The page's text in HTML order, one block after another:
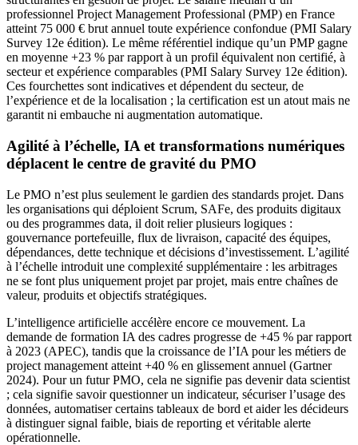
professionnel Project Management Professional (PMP) en France
atteint 75 000 € brut annuel toute expérience confondue (PMI Salary
Survey 12e édition). Le même référentiel indique qu’un PMP gagne
en moyenne +23 % par rapport à un profil équivalent non certifié, à
secteur et expérience comparables (PMI Salary Survey 12e édition).
Ces fourchettes sont indicatives et dépendent du secteur, de
l’expérience et de la localisation ; la certification est un atout mais ne
garantit ni embauche ni augmentation automatique.
Agilité à l’échelle, IA et transformations numériques
déplacent le centre de gravité du PMO
Le PMO n’est plus seulement le gardien des standards projet. Dans
les organisations qui déploient Scrum, SAFe, des produits digitaux
ou des programmes data, il doit relier plusieurs logiques :
gouvernance portefeuille, flux de livraison, capacité des équipes,
dépendances, dette technique et décisions d’investissement. L’agilité
à l’échelle introduit une complexité supplémentaire : les arbitrages
ne se font plus uniquement projet par projet, mais entre chaînes de
valeur, produits et objectifs stratégiques.
L’intelligence artificielle accélère encore ce mouvement. La
demande de formation IA des cadres progresse de +45 % par rapport
à 2023 (APEC), tandis que la croissance de l’IA pour les métiers de
project management atteint +40 % en glissement annuel (Gartner
2024). Pour un futur PMO, cela ne signifie pas devenir data scientist
; cela signifie savoir questionner un indicateur, sécuriser l’usage des
données, automatiser certains tableaux de bord et aider les décideurs
à distinguer signal faible, biais de reporting et véritable alerte
opérationnelle.